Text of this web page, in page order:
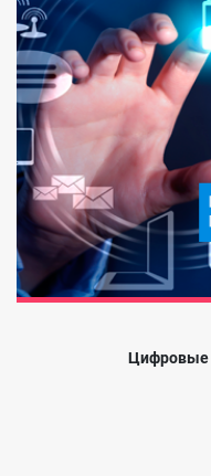
Цифровые